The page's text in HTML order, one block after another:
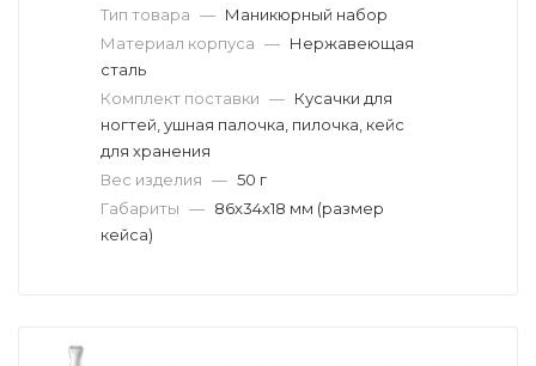
Тип товара — Маникюрный набор
Материал корпуса — Нержавеющая
сталь
Комплект поставки — Кусачки для
ногтей, ушная палочка, пилочка, кейс
для хранения
Вес изделия — 50 г
Габариты — 86х34х18 мм (размер
кейса)